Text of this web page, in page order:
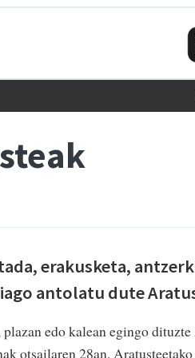
erakusketa,
antolatu dute
edo kalean egingo
otsailaren 28an,